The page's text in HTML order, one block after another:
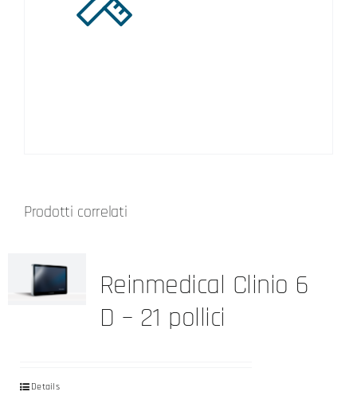
Prodotti correlati
Reinmedical Clinio 6
D – 21 pollici
Details